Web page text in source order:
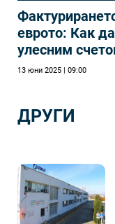
еврото: Как
улесним
13 юни 2025 | 09:00
ДРУГИ